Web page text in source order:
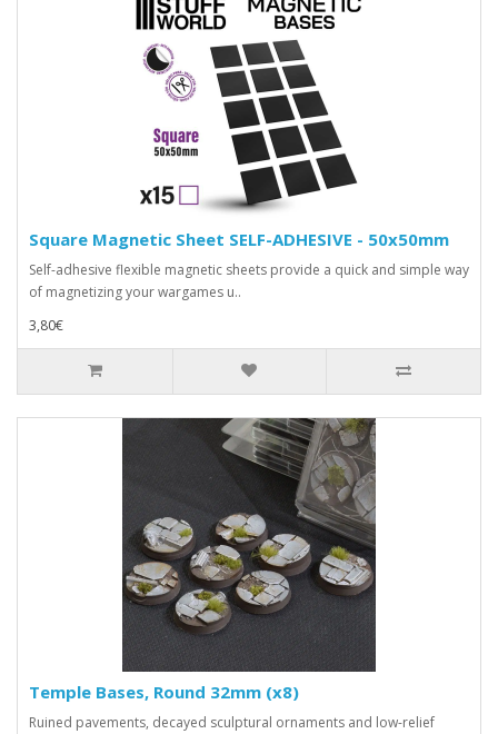
Square Magnetic Sheet SELF-ADHESIVE - 50x50mm
Self-adhesive flexible magnetic sheets provide a quick and simple way
of magnetizing your wargames u..
3,80€
Temple Bases, Round 32mm (x8)
Ruined pavements, decayed sculptural ornaments and low-relief